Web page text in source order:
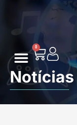
0
Notícias